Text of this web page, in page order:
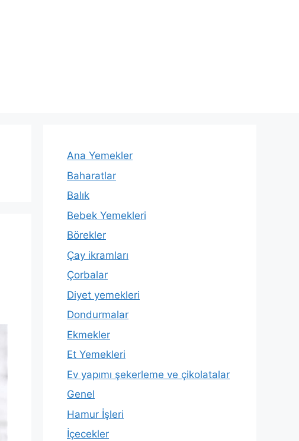
Ana Yemekler
Baharatlar
Balık
Bebek Yemekleri
Börekler
Çay ikramları
Çorbalar
Diyet yemekleri
Dondurmalar
Ekmekler
Et Yemekleri
Ev yapımı şekerleme ve çikolatalar
Genel
Hamur İşleri
İçecekler